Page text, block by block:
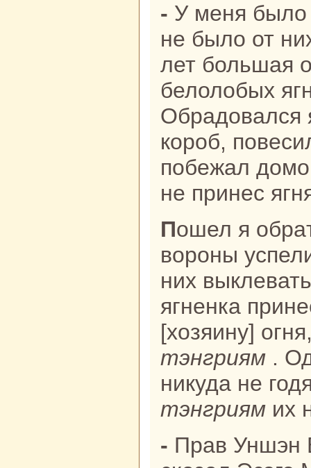
- У меня было семь овец. Семь лет
не было от
лет большая
белолобых
Обpaдовался
кoроб,
побежал
не принес
Пошел я обpaтно [за ними], две
вороны
них
ягненка
[хозяину]
тэнгриям .
никуда не
тэнгриям их
- Пpaв Уншэн Боро-парень, -